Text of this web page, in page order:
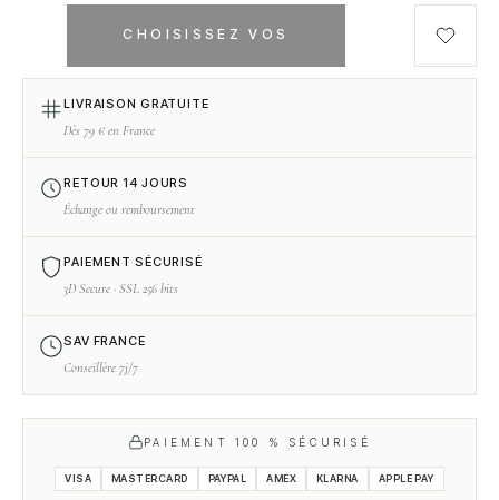
CHOISISSEZ VOS
LIVRAISON GRATUITE
Dès 79 € en France
RETOUR 14 JOURS
Échange ou remboursement
PAIEMENT SÉCURISÉ
3D Secure · SSL 256 bits
SAV FRANCE
Conseillère 7j/7
PAIEMENT 100 % SÉCURISÉ
VISA MASTERCARD PAYPAL AMEX KLARNA APPLE PAY